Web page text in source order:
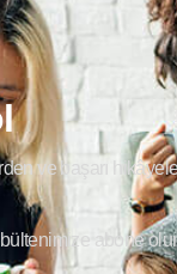
ve başarı
abone